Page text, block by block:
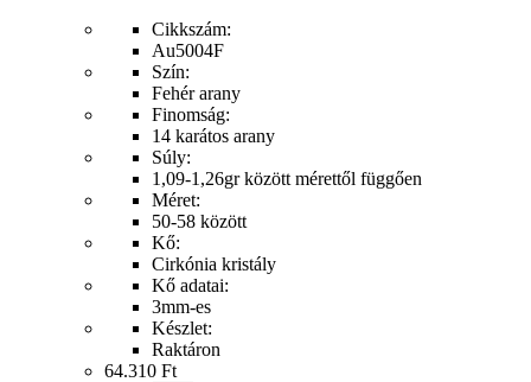
Cikkszám:
Au5004F
Szín:
Fehér arany
Finomság:
14 karátos arany
Súly:
1,09-1,26gr között mérettől függően
Méret:
50-58 között
Kő:
Cirkónia kristály
Kő adatai:
3mm-es
Készlet:
Raktáron
64.310 Ft